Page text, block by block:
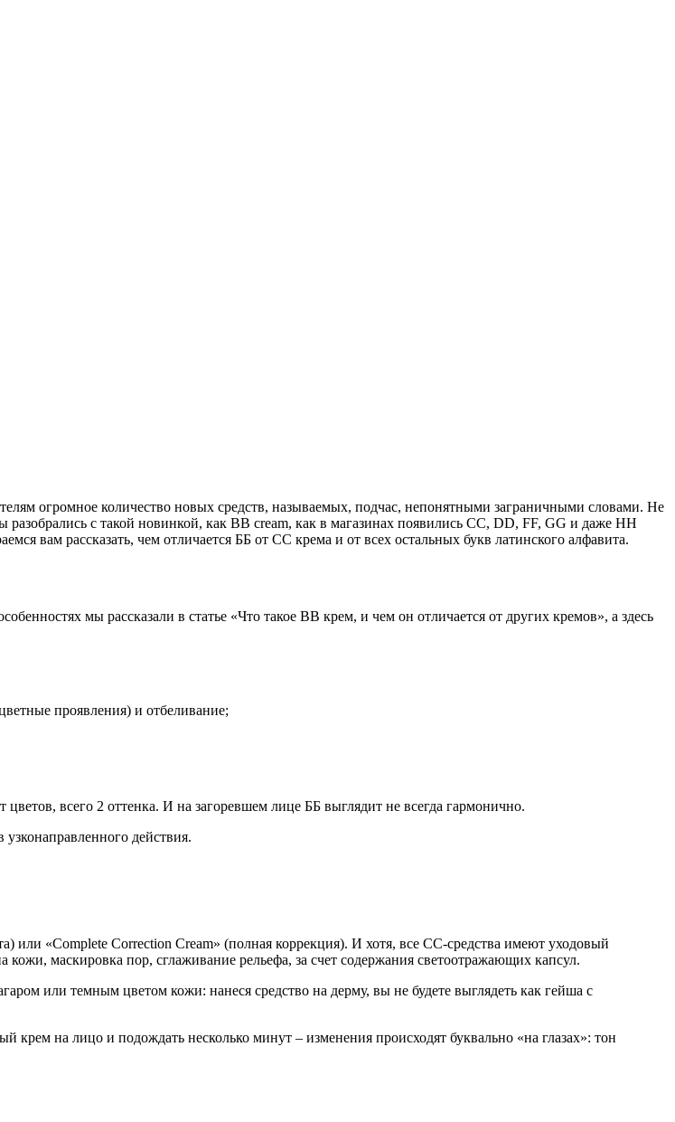
огромное количество новых средств, называемых, подчас, непонятными заграничными словами. Не
с такой новинкой, как BB cream, как в магазинах появились CC, DD, FF, GG и даже HH
вам рассказать, чем отличается ББ от СС крема и от всех остальных букв латинского алфавита.
мы рассказали в статье «Что такое BB крем, и чем он отличается от других кремов», а здесь
проявления) и отбеливание;
всего 2 оттенка. И на загоревшем лице ББ выглядит не всегда гармонично.
действия.
или «Complete Correction Cream» (полная коррекция). И хотя, все CC-средства имеют уходовый
маскировка пор, сглаживание рельефа, за счет содержания светоотражающих капсул.
или темным цветом кожи: нанеся средство на дерму, вы не будете выглядеть как гейша с
крем на лицо и подождать несколько минут – изменения происходят буквально «на глазах»: тон